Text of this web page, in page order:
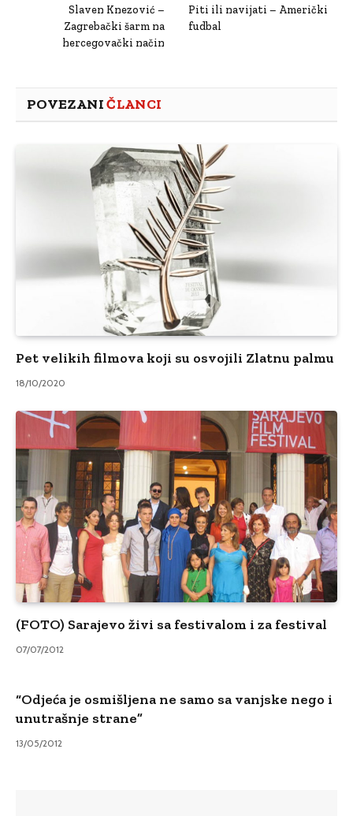
Slaven Knezović –
Zagrebački šarm na
hercegovački način
Piti ili navijati – Američki
fudbal
POVEZANIČLANCI
Pet velikih filmova koji su osvojili Zlatnu palmu
18/10/2020
(FOTO) Sarajevo živi sa festivalom i za festival
07/07/2012
“Odjeća je osmišljena ne samo sa vanjske nego i
unutrašnje strane”
13/05/2012